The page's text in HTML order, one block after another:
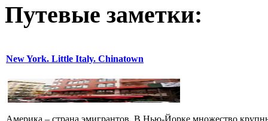
Путевые заметки:
New York. Little Italy. Chinatown
Америка – страна эмигрантов. В Нью-Йорке множество